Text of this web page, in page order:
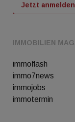
IMMOBILIEN
immoflash
immo7news
immojobs
immotermin
Jetzt anmelden